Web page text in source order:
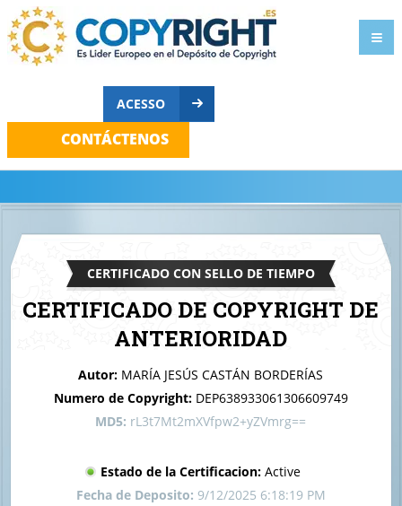
ACESSO
CONTÁCTENOS
CERTIFICADO CON SELLO DE TIEMPO
CERTIFICADO DE COPYRIGHT DE
ANTERIORIDAD
A quien corresponda
PSYCHOFASHION: La Pasarela del Alma
Autor: MARÍA JESÚS CASTÁN BORDERÍAS
Numero de Copyright: DEP638933061306609749
MD5: rL3t7Mt2mXVfpw2+yZVmrg==
Estado de la Certificacion: Active
Fecha de Deposito: 9/12/2025 6:18:19 PM